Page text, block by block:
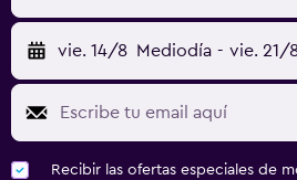
vie. 14/8 Mediodía - vie. 21/
Recibir las ofertas especiales de